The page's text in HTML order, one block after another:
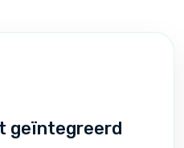
geïntegreerd